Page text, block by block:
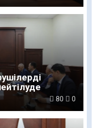
80 0